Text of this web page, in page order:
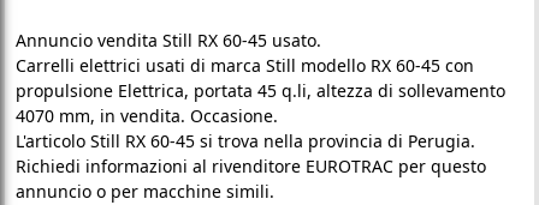
Annuncio vendita Still RX 60-45 usato.
Carrelli elettrici usati di marca Still modello RX 60-45 con
propulsione Elettrica, portata 45 q.li, altezza di sollevamento
4070 mm, in vendita. Occasione.
L'articolo Still RX 60-45 si trova nella provincia di Perugia.
Richiedi informazioni al rivenditore EUROTRAC per questo
annuncio o per macchine simili.